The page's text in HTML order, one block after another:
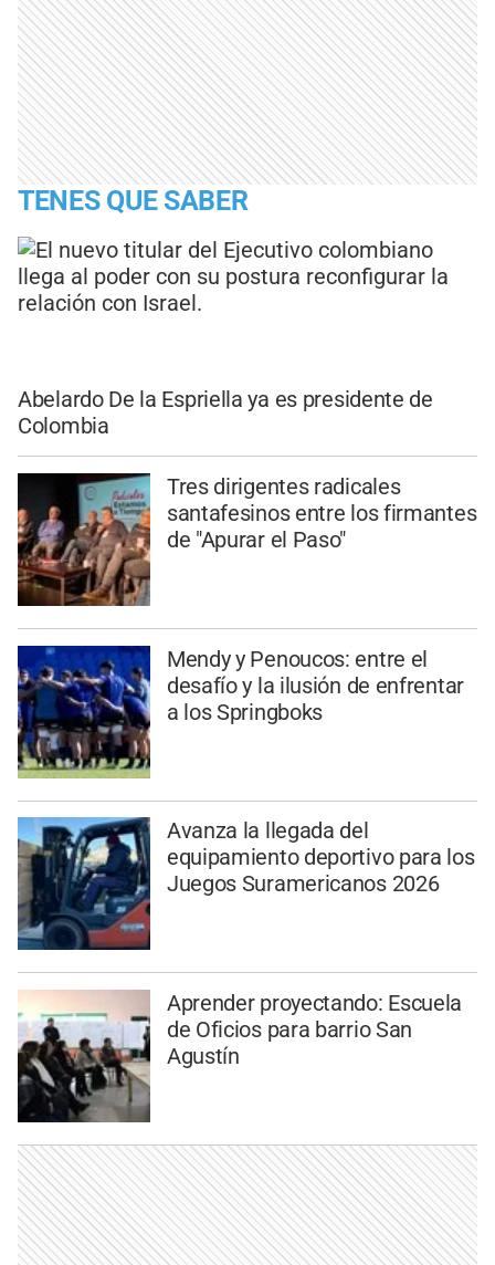
TENES QUE SABER
Abelardo De la Espriella ya es presidente de
Colombia
Tres dirigentes radicales
santafesinos entre los firmantes
de "Apurar el Paso"
Mendy y Penoucos: entre el
desafío y la ilusión de enfrentar
a los Springboks
Avanza la llegada del
equipamiento deportivo para los
Juegos Suramericanos 2026
Aprender proyectando: Escuela
de Oficios para barrio San
Agustín